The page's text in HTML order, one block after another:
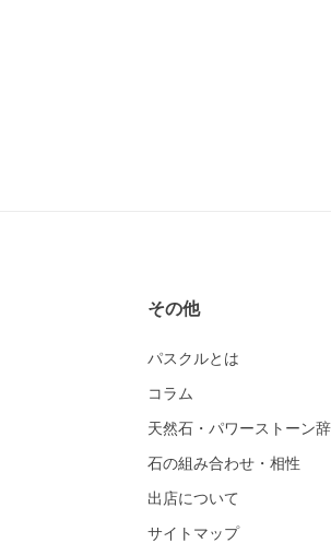
その他
パスクルとは
コラム
天然石・パワーストーン
石の組み合わせ・相性
出店について
サイトマップ